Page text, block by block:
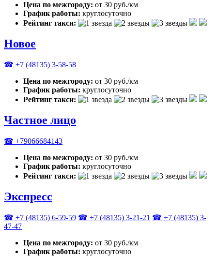
Цена по межгороду: от 30 руб./км
График работы: круглосуточно
Рейтинг такси:
Новое
☎ +7 (48135) 3-58-58
Цена по межгороду: от 30 руб./км
График работы: круглосуточно
Рейтинг такси:
Частное лицо
☎ +79066684143
Цена по межгороду: от 30 руб./км
График работы: круглосуточно
Рейтинг такси:
Экспресс
☎ +7 (48135) 6-59-59 ☎ +7 (48135) 3-21-21 ☎ +7 (48135) 3-
47-47
Цена по межгороду: от 30 руб./км
График работы: круглосуточно